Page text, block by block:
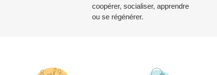
coopérer, socialiser, apprendre
ou se régénérer.